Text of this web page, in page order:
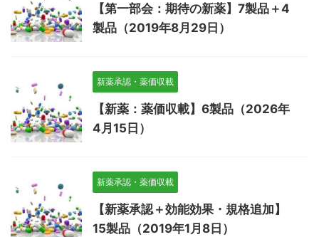
【第一部会：期待の新薬】7製品＋4
製品（2019年8月29日）
新薬承認・薬価収載
【新薬：薬価収載】6製品（2026年
4月15日）
新薬承認・薬価収載
【新薬承認＋効能効果・規格追加】
15製品（2019年1月8日）